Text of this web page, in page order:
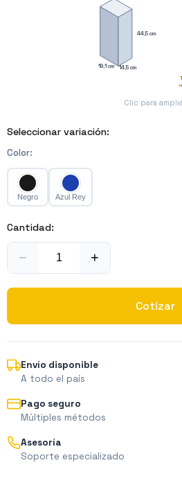
14,5 cm
19,1 cm
44,5 cm
Clic para
Seleccionar variación:
Color:
Negro Azul Rey
Cantidad:
− +
Cotizar
Envío disponible
A todo el país
Pago seguro
Múltiples métodos
Asesoría
Soporte especializado